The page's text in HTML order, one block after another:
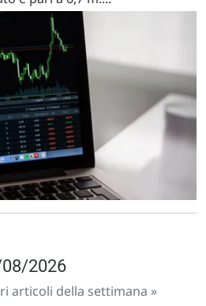
2026
articoli della settimana »